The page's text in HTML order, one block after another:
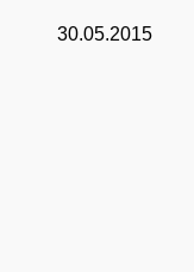
30.05.2015